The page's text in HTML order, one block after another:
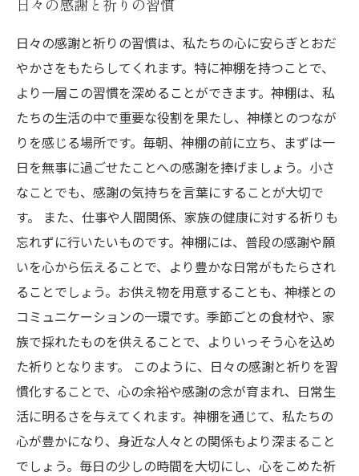
日々の感謝と祈りの習慣は、私たちの心に安らぎとおだ
やかさをもたらしてくれます。特に神棚を持つことで、
より一層この習慣を深めることができます。神棚は、私
たちの生活の中で重要な役割を果たし、神様とのつなが
りを感じる場所です。毎朝、神棚の前に立ち、まずは一
日を無事に過ごせたことへの感謝を捧げましょう。小さ
なことでも、感謝の気持ちを言葉にすることが大切で
す。 また、仕事や人間関係、家族の健康に対する祈りも
忘れずに行いたいものです。神棚には、普段の感謝や願
いを心から伝えることで、より豊かな日常がもたらされ
ることでしょう。お供え物を用意することも、神様との
コミュニケーションの一環です。季節ごとの食材や、家
族で採れたものを供えることで、よりいっそう心を込め
た祈りとなります。 このように、日々の感謝と祈りを習
慣化することで、心の余裕や感謝の念が育まれ、日常生
活に明るさを与えてくれます。神棚を通じて、私たちの
心が豊かになり、身近な人々との関係もより深まること
でしょう。毎日の少しの時間を大切にし、心をこめた祈